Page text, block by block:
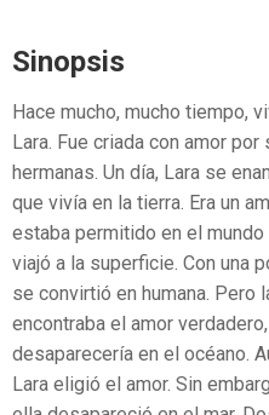
Sinopsis
Hace mucho, mucho tiempo,
Lara. Fue criada con amor
hermanas. Un día, Lara se
que vivía en la tierra. Era un
estaba permitido en el
viajó a la superficie. Con una
se convirtió en humana. Pero
encontraba el amor
desaparecería en el océano.
Lara eligió el amor. Sin